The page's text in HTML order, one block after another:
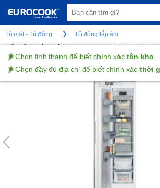
Chọn tỉnh thành để biết chính xác tồn kho
Chọn đầy đủ địa chỉ để biết chính xác thời
Tủ mát - Tủ đông Tủ đông lắp âm
Tủ đông âm tủ Gaggenau RF410304
(Gửi đánh giá)